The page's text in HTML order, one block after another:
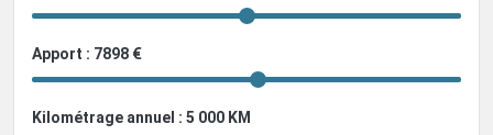
Apport : 7898 €
Kilométrage annuel : 5 000 KM